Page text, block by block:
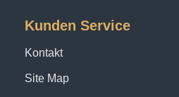
Kunden Service
Kontakt
Site Map